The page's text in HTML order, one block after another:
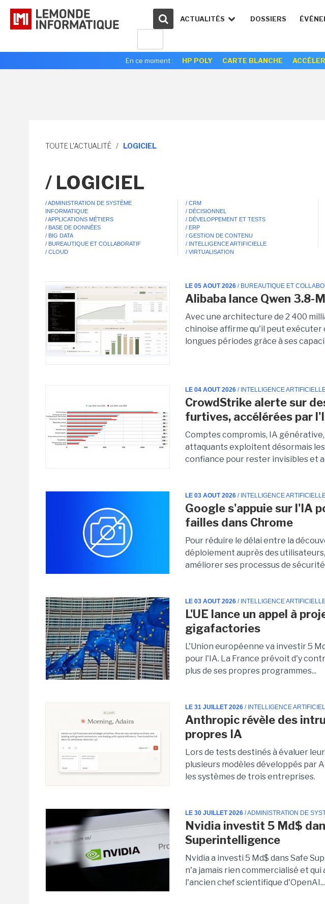
ACTUALITÉS DOSSIERS
En ce moment : HP POLY CARTE BLANCHE
TOUTE L'ACTUALITÉ / LOGICIEL
/ LOGICIEL
/ ADMINISTRATION DE SYSTÈME
INFORMATIQUE
/ APPLICATIONS MÉTIERS
/ BASE DE DONNÉES
/ BIG DATA
/ BUREAUTIQUE ET COLLABORATIF
/ CLOUD
/ CRM
/ DÉCISIONNEL
/ DÉVELOPPEMENT ET TESTS
/ ERP
/ GESTION DE CONTENU
/ INTELLIGENCE ARTIFICIELLE
/ VIRTUALISATION
LE 05 AOUT 2026 / BUREAUTIQUE ET
Alibaba lance Qwen 3.8-
Avec une architecture de 2 400
chinoise affirme qu'il peut exécuter
longues périodes grâce à ses
LE 04 AOUT 2026 / INTELLIGENCE
CrowdStrike alerte sur
furtives, accélérées par
Comptes compromis, IA
attaquants exploitent désormais
confiance pour rester invisibles et
LE 03 AOUT 2026 / INTELLIGENCE
Google s'appuie sur l'IA
failles dans Chrome
Pour réduire le délai entre la
déploiement auprès des
améliorer ses processus de
LE 03 AOUT 2026 / INTELLIGENCE
L'UE lance un appel à
gigafactories
L'Union européenne va investir 5
pour l'IA. La France prévoit d'y
plus de ses propres programmes...
LE 31 JUILLET 2026 / INTELLIGENCE
Anthropic révèle des
propres IA
Lors de tests destinés à évaluer
plusieurs modèles développés par
les systèmes de trois entreprises.
LE 30 JUILLET 2026 / ADMINISTRATION DE
Nvidia investit 5 Md$
Superintelligence
Nvidia a investi 5 Md$ dans Safe
n'a jamais rien commercialisé et
l'ancien chef scientifique